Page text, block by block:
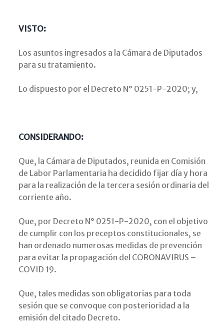
VISTO:
Los asuntos ingresados a la Cámara de Diputados
para su tratamiento.
Lo dispuesto por el Decreto N° 0251-P-2020; y,
CONSIDERANDO:
Que, la Cámara de Diputados, reunida en Comisión
de Labor Parlamentaria ha decidido fijar día y hora
para la realización de la tercera sesión ordinaria del
corriente año.
Que, por Decreto N° 0251-P-2020, con el objetivo
de cumplir con los preceptos constitucionales, se
han ordenado numerosas medidas de prevención
para evitar la propagación del CORONAVIRUS –
COVID 19.
Que, tales medidas son obligatorias para toda
sesión que se convoque con posterioridad a la
emisión del citado Decreto.